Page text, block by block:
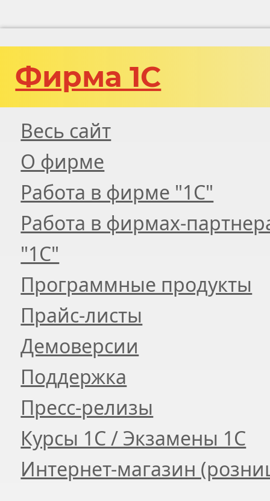
Фирма 1С
Весь сайт
О фирме
Работа в фирме "1С"
Работа в фирмах-
"1С"
Программные продукты
Прайс-листы
Демоверсии
Поддержка
Пресс-релизы
Курсы 1С / Экзамены 1С
Интернет-магазин